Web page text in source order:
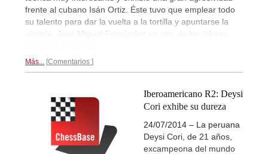
frente al cubano Isán Ortiz. Éste tuvo que emplear todo
su talento para dar la vuelta a la tortilla y apuntarse la
victoria. José Miguel Fernández es otro de los líderes
Más... Comentarios
Iberoamericano R2: Deysi
Cori exhibe su dureza
24/07/2014 – La peruana
Deysi Cori, de 21 años,
excampeona del mundo